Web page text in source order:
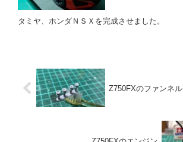
タミヤ、ホンダＮＳＸを完成させました。
Z750FXのファンネル